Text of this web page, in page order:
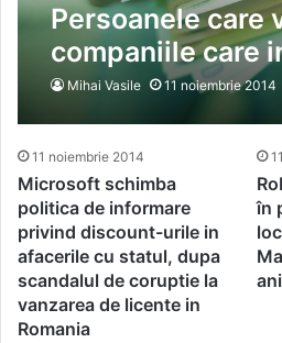
Persoanele care
companiile care
si aduc dovezi
inceperea unei
putea primi
financiare
Mihai Vasile 11 noiembrie 2014
11 noiembrie 2014
Microsoft schimba
politica de informare
privind discount-urile in
afacerile cu statul, dupa
scandalul de coruptie la
vanzarea de licente in
Romania
în
ani